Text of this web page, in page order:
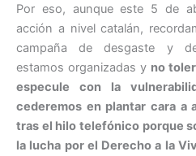
Por eso, aunque este 5 de
acción a nivel catalán,
campaña de desgaste y
estamos organizadas y no
especule con la
cederemos en plantar cara a
tras el hilo telefónico porque
la lucha por el Derecho a la